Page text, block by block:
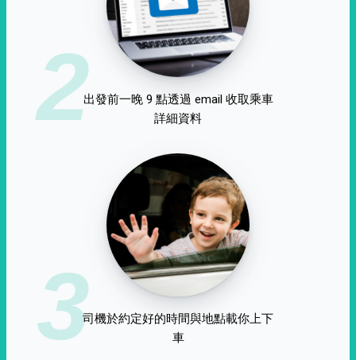
2出發前一晚 9 點透過 email 收取乘車
詳細資料
3司機於約定好的時間與地點載你上下
車